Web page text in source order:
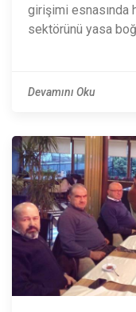
girişimi esnasında
sektörünü yasa
Devamını Oku